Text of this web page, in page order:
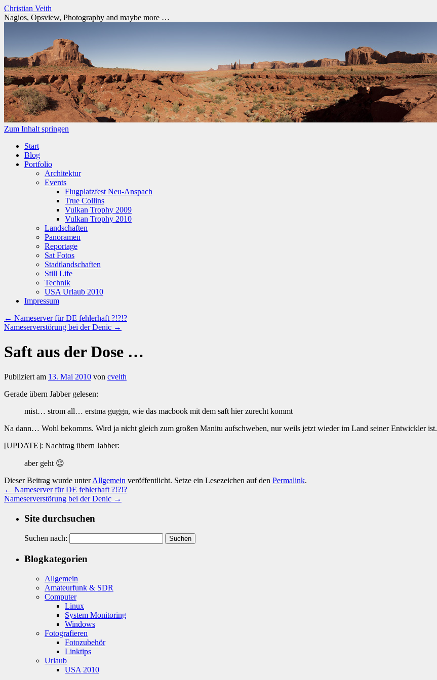
Christian Veith
Nagios, Opsview, Photography and maybe more …
Zum Inhalt springen
Start
Blog
Portfolio
Architektur
Events
Flugplatzfest Neu-Anspach
True Collins
Vulkan Trophy 2009
Vulkan Trophy 2010
Landschaften
Panoramen
Reportage
Sat Fotos
Stadtlandschaften
Still Life
Technik
USA Urlaub 2010
Impressum
← Nameserver für DE fehlerhaft ?!?!?
Nameserverstörung bei der Denic →
Saft aus der Dose …
Publiziert am 13. Mai 2010 von cveith
Gerade übern Jabber gelesen:
mist… strom all… erstma guggn, wie das macbook mit dem saft hier zurecht kommt
Na dann… Wohl bekomms. Wird ja nicht gleich zum großen Manitu aufschweben, nur weils jetzt wieder im Land seiner Entwickler ist.
[UPDATE]: Nachtrag übern Jabber:
aber geht 😉
Dieser Beitrag wurde unterAllgemein veröffentlicht. Setze ein Lesezeichen auf den Permalink.
← Nameserver für DE fehlerhaft ?!?!?
Nameserverstörung bei der Denic →
Site durchsuchen
Suchen nach:
Blogkategorien
Allgemein
Amateurfunk & SDR
Computer
Linux
System Monitoring
Windows
Fotografieren
Fotozubehör
Linktips
Urlaub
USA 2010